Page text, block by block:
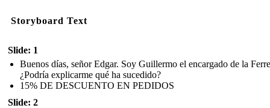
Storyboard Text
Slide: 1
Buenos días, señor Edgar. Soy Guillermo el encargado de la
¿Podría explicarme qué ha sucedido?
15% DE DESCUENTO EN PEDIDOS
Slide: 2